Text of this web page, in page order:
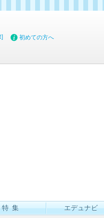
初めての方へ
特集 エデュナビ